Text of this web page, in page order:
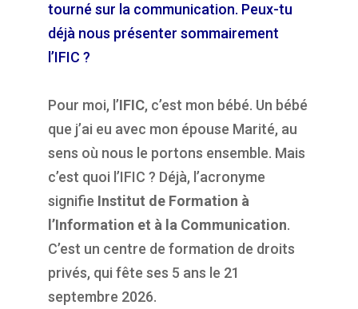
tourné sur la communication. Peux-tu
déjà nous présenter sommairement
l’IFIC ?
Pour moi, l’IFIC, c’est mon bébé. Un bébé
que j’ai eu avec mon épouse Marité, au
sens où nous le portons ensemble. Mais
c’est quoi l’IFIC ? Déjà, l’acronyme
signifie Institut de Formation à
l’Information et à la Communication.
C’est un centre de formation de droits
privés, qui fête ses 5 ans le 21
septembre 2026.